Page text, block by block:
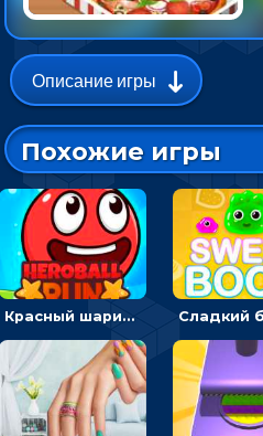
Описание игры
Похожие игры
Красный шарик-герой в бегах: прыгать, чтобы избегать препятствий